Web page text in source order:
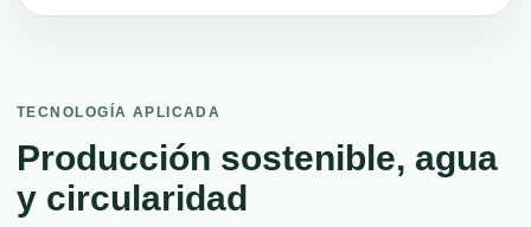
TECNOLOGÍA APLICADA
Producción sostenible, agua
y circularidad